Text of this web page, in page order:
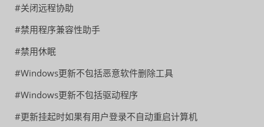
#关闭远程协助
#禁用程序兼容性助手
#禁用休眠
#Windows更新不包括恶意软件删除工具
#Windows更新不包括驱动程序
#更新挂起时如果有用户登录不自动重启计算机